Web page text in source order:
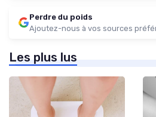
Perdre du poids
Ajoutez-nous à vos sources
Les plus lus